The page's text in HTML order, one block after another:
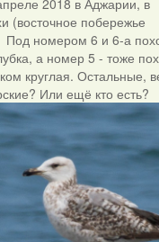
2018 в Аджарии, в
(восточное побережье
Под номером 6 и 6-а
а номер 5 - тоже
круглая. Остальные,
Или ещё кто есть?